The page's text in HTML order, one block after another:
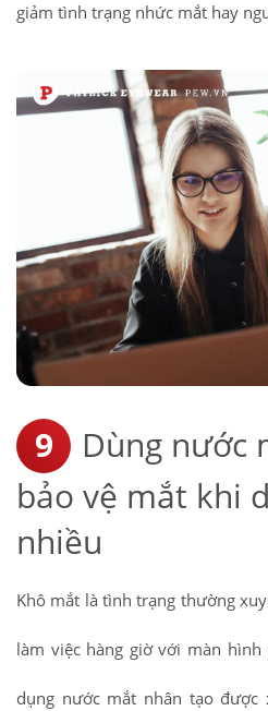
giảm tình trạng nhức mắt hay
Dùng nước
bảo vệ mắt khi
nhiều
Khô mắt là tình trạng thường
làm việc hàng giờ với màn
dụng nước mắt nhân tạo